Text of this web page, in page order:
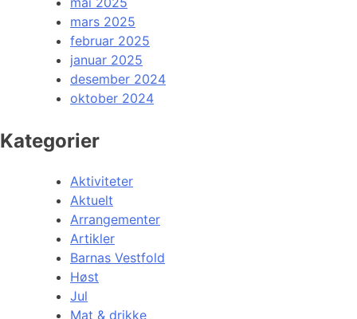
mars 2025
februar 2025
januar 2025
desember 2024
oktober 2024
Kategorier
Aktiviteter
Aktuelt
Arrangementer
Artikler
Barnas Vestfold
Høst
Jul
Mat & drikke